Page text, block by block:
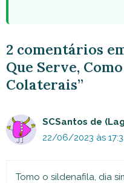
2 comentários
Que Serve,
Colaterais”
SCSantos de
22/06/2023 às
Tomo o sildenafila, dia